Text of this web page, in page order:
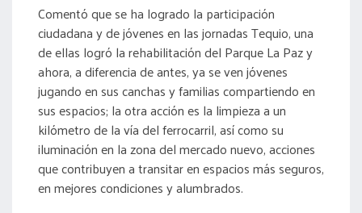
Comentó que se ha logrado la participación
ciudadana y de jóvenes en las jornadas Tequio, una
de ellas logró la rehabilitación del Parque La Paz y
ahora, a diferencia de antes, ya se ven jóvenes
jugando en sus canchas y familias compartiendo en
sus espacios; la otra acción es la limpieza a un
kilómetro de la vía del ferrocarril, así como su
iluminación en la zona del mercado nuevo, acciones
que contribuyen a transitar en espacios más seguros,
en mejores condiciones y alumbrados.